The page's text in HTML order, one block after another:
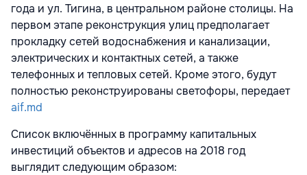
года и ул. Тигина, в центральном районе столицы. На
первом этапе реконструкция улиц предполагает
прокладку сетей водоснабжения и канализации,
электрических и контактных сетей, а также
телефонных и тепловых сетей. Кроме этого, будут
полностью реконструированы светофоры, передает
aif.md
Список включённых в программу капитальных
инвестиций объектов и адресов на 2018 год
выглядит следующим образом: